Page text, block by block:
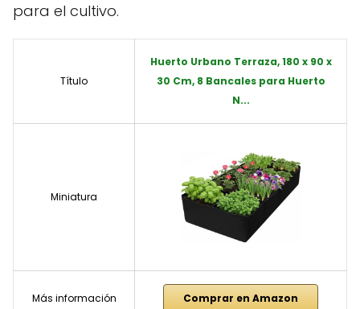
para el cultivo.
Título
Huerto Urbano Terraza, 180 x 90 x
30 Cm, 8 Bancales para Huerto
N...
Miniatura
Más información Comprar en Amazon